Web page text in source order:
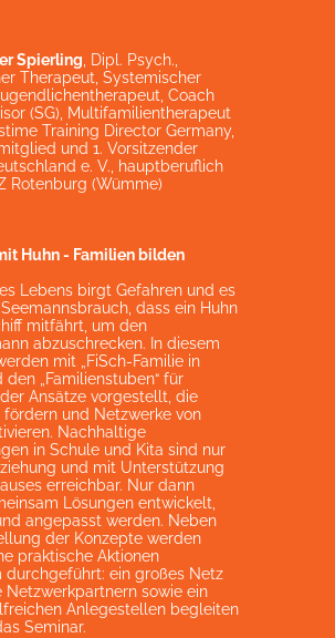
Spierling, Dipl. Psych.,
Therapeut, Systemischer
Coach
(SG), Multifamilientherapeut
Training Director Germany,
und 1. Vorsitzender
e. V., hauptberuflich
Rotenburg (Wümme)
Huhn - Familien bilden
Lebens birgt Gefahren und es
dass ein Huhn
mitfährt, um den
abzuschrecken. In diesem
mit „FiSch-Familie in
den „Familienstuben“ für
Ansätze vorgestellt, die
fördern und Netzwerke von
Nachhaltige
in Schule und Kita sind nur
und mit Unterstützung
erreichbar. Nur dann
Lösungen entwickelt,
angepasst werden. Neben
der Konzepte werden
praktische Aktionen
durchgeführt: ein großes Netz
Netzwerkpartnern sowie ein
Anlegestellen begleiten
Seminar.